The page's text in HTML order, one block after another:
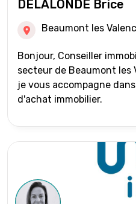
DELALONDE Brice
Beaumont les
Bonjour, Conseiller immobilier du réseau IAD sur le
secteur de Beaumont les
je vous accompagne
d'achat immobilier.